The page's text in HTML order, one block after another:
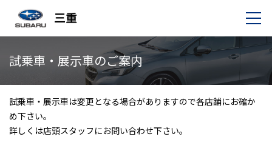
試乗車・展示車のご案内
試乗車・展示車は変更となる場合がありますので各店舗にお確か
め下さい。
詳しくは店頭スタッフにお問い合わせ下さい。